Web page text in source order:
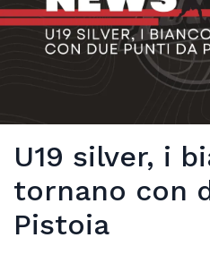
U19 silver, i
tornano con
Pistoia